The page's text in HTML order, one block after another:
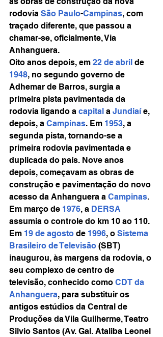
rodovia São Paulo-Campinas, com
traçado diferente, que passou a
chamar-se, oficialmente, Via
Anhanguera.
Oito anos depois, em 22 de abril de
1948, no segundo governo de
Adhemar de Barros, surgia a
primeira pista pavimentada da
rodovia ligando a capital a Jundiaí e,
depois, a Campinas. Em 1953, a
segunda pista, tornando-se a
primeira rodovia pavimentada e
duplicada do país. Nove anos
depois, começavam as obras de
construção e pavimentação do novo
acesso da Anhanguera a Campinas.
Em março de 1976, a DERSA
assumia o controle do km 10 ao 110.
Em 19 de agosto de 1996, o Sistema
Brasileiro de Televisão (SBT)
inaugurou, às margens da rodovia, o
seu complexo de centro de
televisão, conhecido como CDT da
Anhanguera, para substituir os
antigos estúdios da Central de
Produções da Vila Guilherme, Teatro
Silvio Santos (Av. Gal. Ataliba Leonel